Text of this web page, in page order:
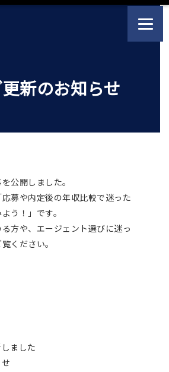
新のお知らせ
公開しました。
募や内定後の年収比較で迷った
う！」です。
方や、エージェント選びに迷っ
ください。
ました